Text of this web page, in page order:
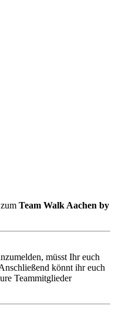
Team Walk Aachen by
müsst Ihr euch
könnt ihr euch
Teammitglieder